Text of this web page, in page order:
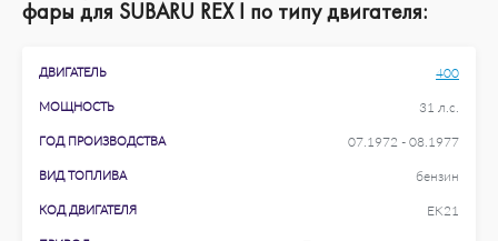
фары для SUBARU REX I по типу двигателя:
ДВИГАТЕЛЬ 400
МОЩНОСТЬ 31 л.с.
ГОД ПРОИЗВОДСТВА 07.1972 - 08.1977
ВИД ТОПЛИВА бензин
КОД ДВИГАТЕЛЯ EK21